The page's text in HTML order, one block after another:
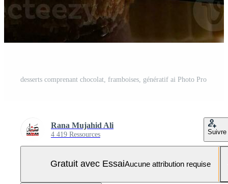
desserts comprenant chocolat, framboises, génératif ai Photo Pro
Rana Mujahid Ali
4 419 Ressources Suivre
Gratuit avec EssaiAucune attribution requise